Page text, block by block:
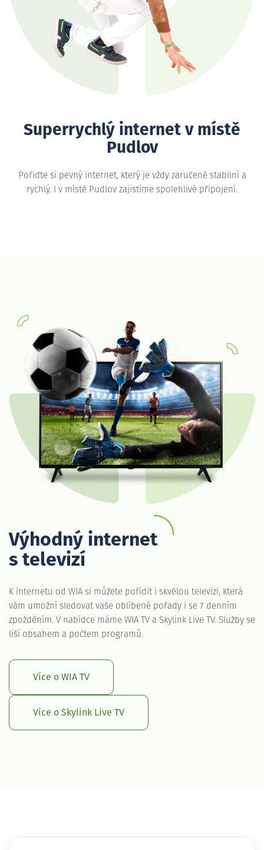
Superrychlý internet v místě
Pudlov
Pořiďte si pevný internet, který je vždy zaručeně stabilní a
rychlý. I v místě Pudlov zajistíme spolehlivé připojení.
Výhodný internet
s televizí
K internetu od WIA si můžete pořídit i skvělou televizi, která
vám umožní sledovat vaše oblíbené pořady i se 7 denním
zpožděním. V nabídce máme WIA TV a Skylink Live TV. Služby se
liší obsahem a počtem programů.
Více o WIA TV
Více o Skylink Live TV